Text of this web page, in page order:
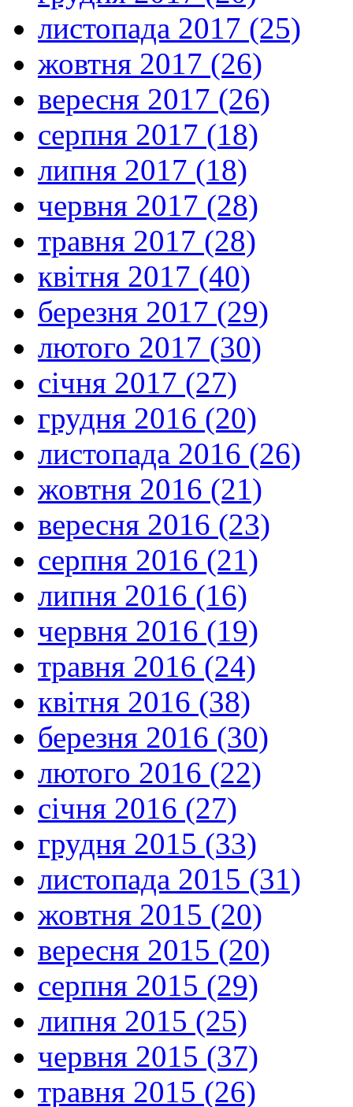
листопада 2017 (25)
жовтня 2017 (26)
вересня 2017 (26)
серпня 2017 (18)
липня 2017 (18)
червня 2017 (28)
травня 2017 (28)
квітня 2017 (40)
березня 2017 (29)
лютого 2017 (30)
січня 2017 (27)
грудня 2016 (20)
листопада 2016 (26)
жовтня 2016 (21)
вересня 2016 (23)
серпня 2016 (21)
липня 2016 (16)
червня 2016 (19)
травня 2016 (24)
квітня 2016 (38)
березня 2016 (30)
лютого 2016 (22)
січня 2016 (27)
грудня 2015 (33)
листопада 2015 (31)
жовтня 2015 (20)
вересня 2015 (20)
серпня 2015 (29)
липня 2015 (25)
червня 2015 (37)
травня 2015 (26)